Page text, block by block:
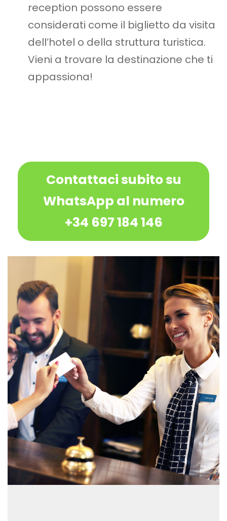
reception possono essere
considerati come il biglietto da visita
dell’hotel o della struttura turistica.
Vieni a trovare la destinazione che ti
appassiona!
Contattaci subito su
WhatsApp al numero
+34 697 184 146